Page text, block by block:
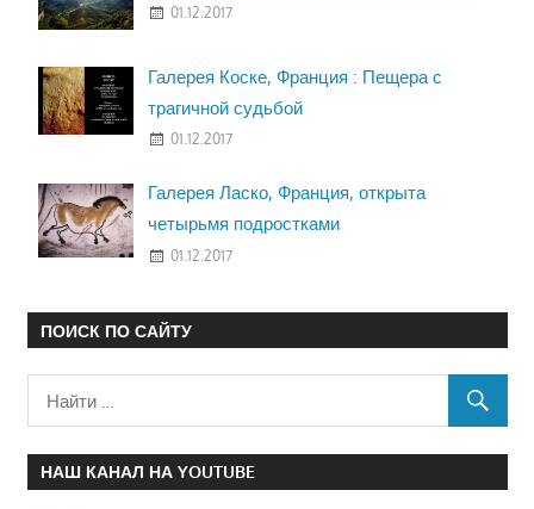
01.12.2017
Галерея Коске, Франция : Пещера с
трагичной судьбой
01.12.2017
Галерея Ласко, Франция, открыта
четырьмя подростками
01.12.2017
ПОИСК ПО САЙТУ
НАШ КАНАЛ НА YOUTUBE